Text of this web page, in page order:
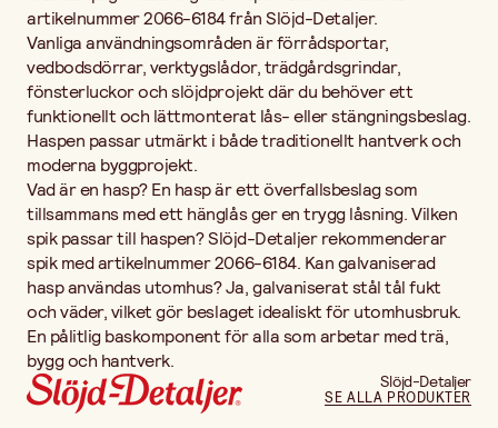
artikelnummer 2066-6184 från Slöjd-Detaljer.
Vanliga användningsområden är förrådsportar,
vedbodsdörrar, verktygslådor, trädgårdsgrindar,
fönsterluckor och slöjdprojekt där du behöver ett
funktionellt och lättmonterat lås- eller stängningsbeslag.
Haspen passar utmärkt i både traditionellt hantverk och
moderna byggprojekt.
Vad är en hasp? En hasp är ett överfallsbeslag som
tillsammans med ett hänglås ger en trygg låsning. Vilken
spik passar till haspen? Slöjd-Detaljer rekommenderar
spik med artikelnummer 2066-6184. Kan galvaniserad
hasp användas utomhus? Ja, galvaniserat stål tål fukt
och väder, vilket gör beslaget idealiskt för utomhusbruk.
En pålitlig baskomponent för alla som arbetar med trä,
bygg och hantverk.
Slöjd-Detaljer
SE ALLA PRODUKTER